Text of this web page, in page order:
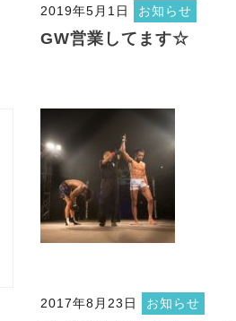
2019年5月1日 お知らせ
GW営業してます☆
2017年8月23日 お知らせ